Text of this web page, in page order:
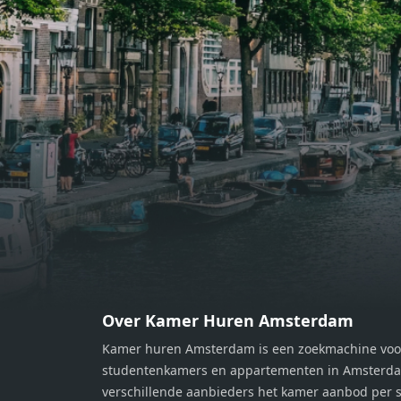
bereiden van heerlijke maaltijden.
Vanuit de woonkamer stap je zo het
balkon op, waar je kunt genieten
van een prachtig uitzicht en een
moment van rust. De woning
beschikt over twee comfortabele
slaapkamers van respectievelijk 12,1
m² en 8 m². Beide kamers bieden tal
van mogelijkheden, zoals een fijne
werkplek, een logeerkamer of een
persoonlijke slaapkamer. De
gemak en privacy. Gelegen in een
op een perfecte locatie. Winkels,
van
m²
van
op
Over Kamer Huren Amsterdam
Kamer huren Amsterdam is een zoekmachine
studentenkamers en appartementen in
verschillende aanbieders het kamer aanbod per